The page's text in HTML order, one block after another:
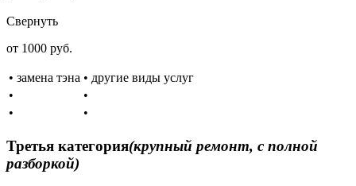
Свернуть
от 1000 руб.
• замена тэна • другие виды услуг
•
•
•
•
Третья категория(крупный ремонт, с полной
разборкой)